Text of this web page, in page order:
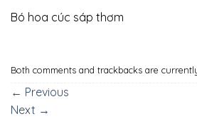
Bó hoa cúc sáp thơm
Both comments and trackbacks are
← Previous
Next →